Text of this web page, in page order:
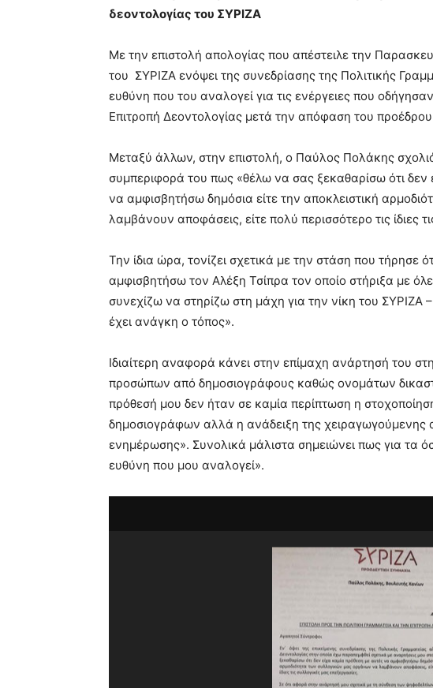
δεοντολογίας του ΣΥΡΙΖΑ
Με την επιστολή απολογίας που απέστειλε την
του ΣΥΡΙΖΑ ενόψει της συνεδρίασης της Πολιτικής
ευθύνη που του αναλογεί για τις ενέργειες που
Επιτροπή Δεοντολογίας μετά την απόφαση του
Μεταξύ άλλων, στην επιστολή, ο Παύλος Πολάκης
συμπεριφορά του πως «θέλω να σας ξεκαθαρίσω ότι δεν
να αμφισβητήσω δημόσια είτε την αποκλειστική
λαμβάνουν αποφάσεις, είτε πολύ περισσότερο τις ίδιες
Την ίδια ώρα, τονίζει σχετικά με την στάση που τήρησε
αμφισβητήσω τον Αλέξη Τσίπρα τον οποίο στήριξα με
συνεχίζω να στηρίζω στη μάχη για την νίκη του ΣΥΡΙΖΑ
έχει ανάγκη ο τόπος».
Ιδιαίτερη αναφορά κάνει στην επίμαχη ανάρτησή του
προσώπων από δημοσιογράφους καθώς ονομάτων
πρόθεσή μου δεν ήταν σε καμία περίπτωση η
δημοσιογράφων αλλά η ανάδειξη της
ενημέρωσης». Συνολικά μάλιστα σημειώνει πως για
ευθύνη που μου αναλογεί».